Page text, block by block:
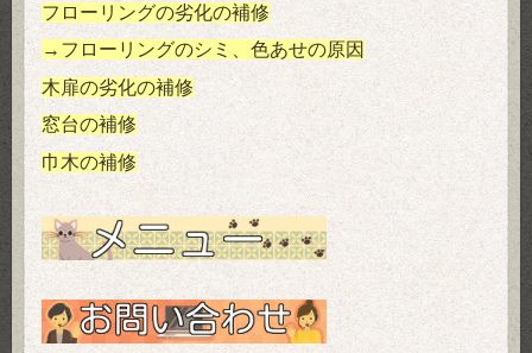
フローリングの劣化の補修
→フローリングのシミ、色あせの原因
木扉の劣化の補修
窓台の補修
巾木の補修